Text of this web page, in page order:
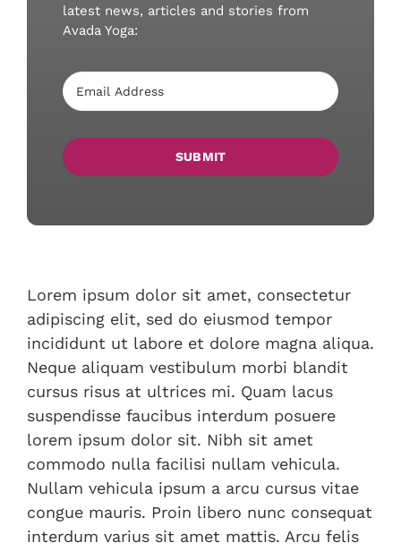
latest news, articles and stories from
Avada Yoga:
SUBMIT
Lorem ipsum dolor sit amet, consectetur
adipiscing elit, sed do eiusmod tempor
incididunt ut labore et dolore magna aliqua.
Neque aliquam vestibulum morbi blandit
cursus risus at ultrices mi. Quam lacus
suspendisse faucibus interdum posuere
lorem ipsum dolor sit. Nibh sit amet
commodo nulla facilisi nullam vehicula.
Nullam vehicula ipsum a arcu cursus vitae
congue mauris. Proin libero nunc consequat
interdum varius sit amet mattis. Arcu felis